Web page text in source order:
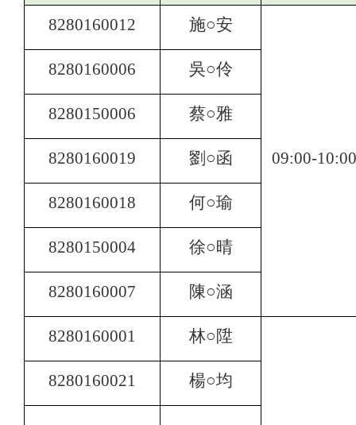
8280160012 施○安
09:00-10:00
8280160006 吳○伶
8280150006 蔡○雅
8280160019 劉○函
8280160018 何○瑜
8280150004 徐○晴
8280160007 陳○涵
8280160001 林○陞
8280160021 楊○均